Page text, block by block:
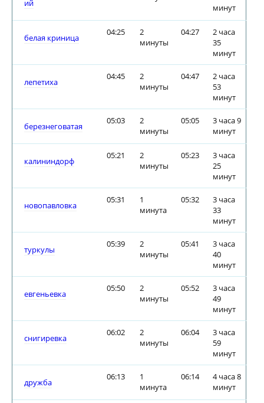
ий
минут
белая криница
04:25
2
минуты
04:27
2 часа
35
минут
лепетиха
04:45
2
минуты
04:47
2 часа
53
минут
березнеговатая
05:03
2
минуты
05:05
3 часа 9
минут
калининдорф
05:21
2
минуты
05:23
3 часа
25
минут
новопавловка
05:31
1
минута
05:32
3 часа
33
минут
туркулы
05:39
2
минуты
05:41
3 часа
40
минут
евгеньевка
05:50
2
минуты
05:52
3 часа
49
минут
снигиревка
06:02
2
минуты
06:04
3 часа
59
минут
дружба
06:13
1
минута
06:14
4 часа 8
минут